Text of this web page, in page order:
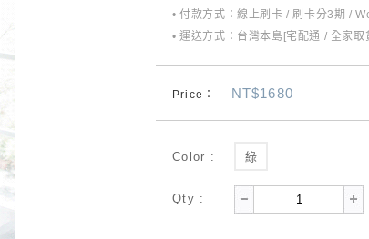
• 付款方式：線上刷卡 / 刷卡分3期 /
• 運送方式：台灣本島[宅配通 / 全家
Price： NT$1680
Color : 綠
Qty :